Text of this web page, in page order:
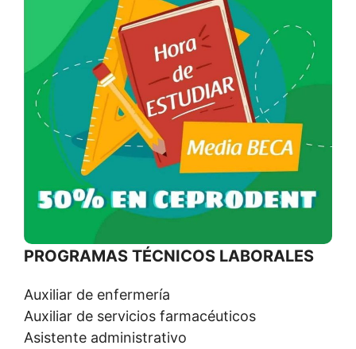
PROGRAMAS TÉCNICOS LABORALES
Auxiliar de enfermería
Auxiliar de servicios farmacéuticos
Asistente administrativo